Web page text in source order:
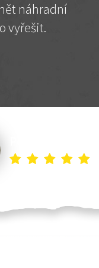
náhradní
vyřešit.